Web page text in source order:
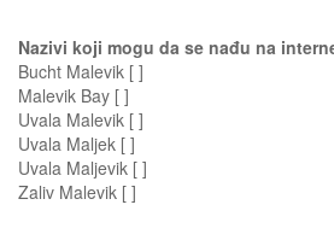
Nazivi koji mogu da se nađu na
Bucht Malevik [ ]
Malevik Bay [ ]
Uvala Malevik [ ]
Uvala Maljek [ ]
Uvala Maljevik [ ]
Zaliv Malevik [ ]